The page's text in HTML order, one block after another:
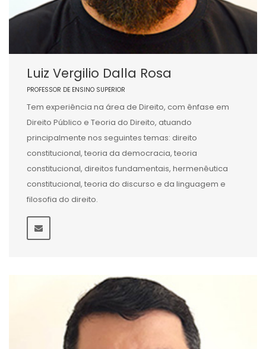
Luiz Vergilio Dalla Rosa
PROFESSOR DE ENSINO SUPERIOR
Tem experiência na área de Direito, com ênfase em
Direito Público e Teoria do Direito, atuando
principalmente nos seguintes temas: direito
constitucional, teoria da democracia, teoria
constitucional, direitos fundamentais, hermenêutica
constitucional, teoria do discurso e da linguagem e
filosofia do direito.